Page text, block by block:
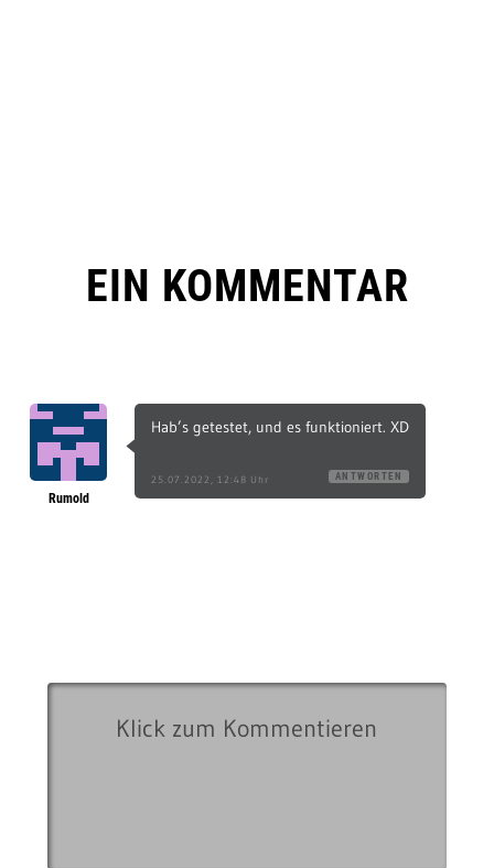
EIN KOMMENTAR
Rumold
Hab’s getestet, und es funktioniert. XD
25.07.2022, 12:48 Uhr ANTWORTEN